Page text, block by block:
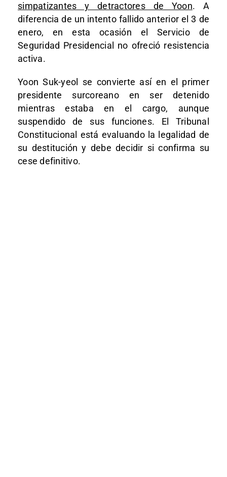
simpatizantes y detractores de Yoon. A
diferencia de un intento fallido anterior el 3 de
enero, en esta ocasión el Servicio de
Seguridad Presidencial no ofreció resistencia
activa.
Yoon Suk-yeol se convierte así en el primer
presidente surcoreano en ser detenido
mientras estaba en el cargo, aunque
suspendido de sus funciones. El Tribunal
Constitucional está evaluando la legalidad de
su destitución y debe decidir si confirma su
cese definitivo.